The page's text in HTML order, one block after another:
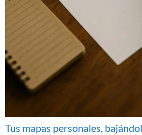
Tus mapas personales,